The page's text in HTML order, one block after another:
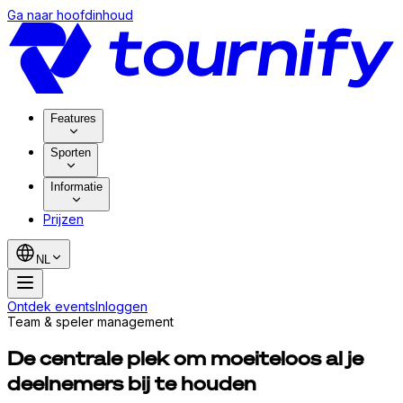
Ga naar hoofdinhoud
Features
Sporten
Informatie
Prijzen
NL
Ontdek eventsInloggen
Team & speler management
De centrale plek om moeiteloos al je
deelnemers bij te houden